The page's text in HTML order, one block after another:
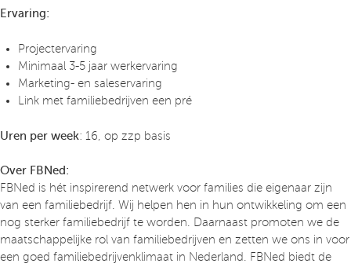
Ervaring:
Projectervaring
Minimaal 3-5 jaar werkervaring
Marketing- en saleservaring
Link met familiebedrijven een pré
Uren per week: 16, op zzp basis
Over FBNed:
FBNed is hét inspirerend netwerk voor families die eigenaar zijn
van een familiebedrijf. Wij helpen hen in hun ontwikkeling om een
nog sterker familiebedrijf te worden. Daarnaast promoten we de
maatschappelijke rol van familiebedrijven en zetten we ons in voor
een goed familiebedrijvenklimaat in Nederland. FBNed biedt de